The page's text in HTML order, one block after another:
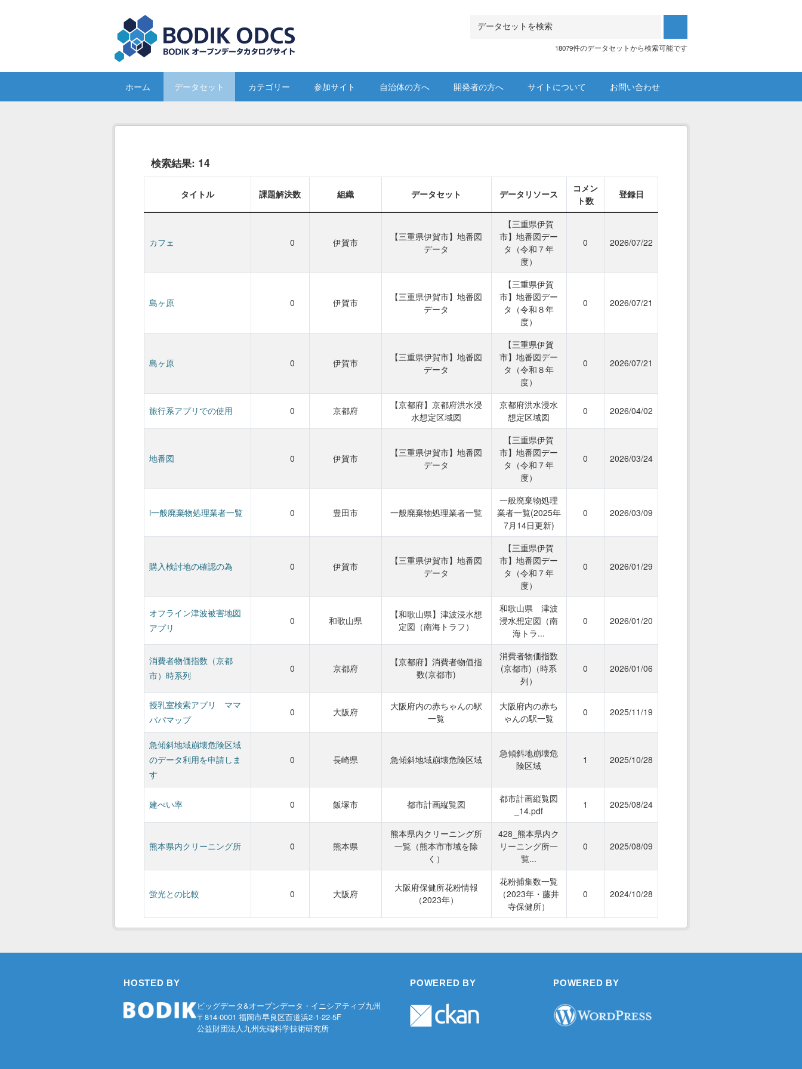
18079件のデータセットから検索可能です
ホーム データセット カテゴリー 参加サイト 自治体の方へ 開発者の方へ サイトについて お問い合わせ
検索結果: 14
タイトル 課題解決数 組織 データセット データリソース
コメン
ト数
登録日
カフェ 0 伊賀市
【三重県伊賀市】地番図
データ
【三重県伊賀
市】地番図デー
タ（令和７年
度）
0 2026/07/22
島ヶ原 0 伊賀市
【三重県伊賀市】地番図
データ
【三重県伊賀
市】地番図デー
タ（令和８年
度）
0 2026/07/21
島ヶ原 0 伊賀市
【三重県伊賀市】地番図
データ
【三重県伊賀
市】地番図デー
タ（令和８年
度）
0 2026/07/21
旅行系アプリでの使用 0 京都府
【京都府】京都府洪水浸
水想定区域図
京都府洪水浸水
想定区域図
0 2026/04/02
地番図 0 伊賀市
【三重県伊賀市】地番図
データ
【三重県伊賀
市】地番図デー
タ（令和７年
度）
0 2026/03/24
i一般廃棄物処理業者一覧 0 豊田市 一般廃棄物処理業者一覧
一般廃棄物処理
業者一覧(2025年
7月14日更新)
0 2026/03/09
購入検討地の確認の為 0 伊賀市
【三重県伊賀市】地番図
データ
【三重県伊賀
市】地番図デー
タ（令和７年
度）
0 2026/01/29
オフライン津波被害地図
アプリ
0 和歌山県
【和歌山県】津波浸水想
定図（南海トラフ）
和歌山県 津波
浸水想定図（南
海トラ...
0 2026/01/20
消費者物価指数（京都
市）時系列
0 京都府
【京都府】消費者物価指
数(京都市)
消費者物価指数
(京都市)（時系
列）
0 2026/01/06
授乳室検索アプリ ママ
パパマップ
0 大阪府
大阪府内の赤ちゃんの駅
一覧
大阪府内の赤ち
ゃんの駅一覧
0 2025/11/19
急傾斜地域崩壊危険区域
のデータ利用を申請しま
す
0 長崎県 急傾斜地域崩壊危険区域
急傾斜地崩壊危
険区域
1 2025/10/28
建ぺい率 0 飯塚市 都市計画縦覧図
都市計画縦覧図
_14.pdf
1 2025/08/24
熊本県内クリーニング所 0 熊本県
熊本県内クリーニング所
一覧（熊本市市域を除
く）
428_熊本県内ク
リーニング所一
覧...
0 2025/08/09
蛍光との比較 0 大阪府
大阪府保健所花粉情報
（2023年）
花粉捕集数一覧
（2023年・藤井
寺保健所）
0 2024/10/28
HOSTED BY
ビッグデータ&オープンデータ・イニシアティブ九州
〒814-0001 福岡市早良区百道浜2-1-22-5F
公益財団法人九州先端科学技術研究所
POWERED BY POWERED BY